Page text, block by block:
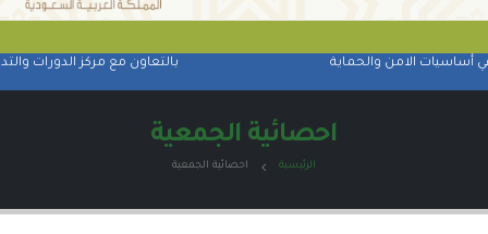
أساسيات الامن والحماية بالتعاون مع مركز الدورات
احصائية الجمعية
الرئيسية احصائية الجمعية